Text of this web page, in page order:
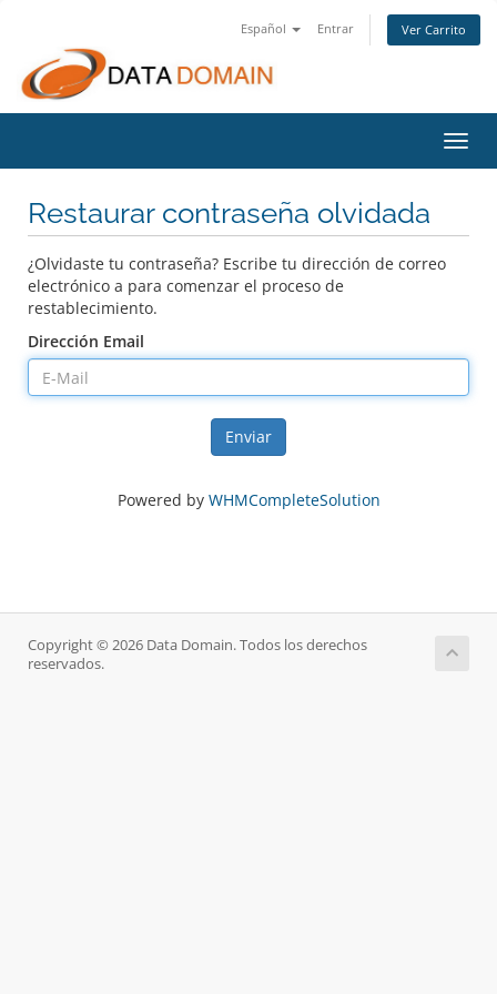
Español Entrar Ver Carrito
Restaurar contraseña olvidada
¿Olvidaste tu contraseña? Escribe tu dirección de correo
electrónico a para comenzar el proceso de
restablecimiento.
Dirección Email
Enviar
Powered by WHMCompleteSolution
Copyright © 2026 Data Domain. Todos los derechos
reservados.